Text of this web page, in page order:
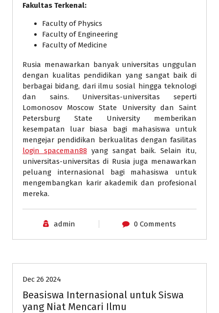
Fakultas Terkenal:
Faculty of Physics
Faculty of Engineering
Faculty of Medicine
Rusia menawarkan banyak universitas unggulan
dengan kualitas pendidikan yang sangat baik di
berbagai bidang, dari ilmu sosial hingga teknologi
dan sains. Universitas-universitas seperti
Lomonosov Moscow State University dan Saint
Petersburg State University memberikan
kesempatan luar biasa bagi mahasiswa untuk
mengejar pendidikan berkualitas dengan fasilitas
login spaceman88 yang sangat baik. Selain itu,
universitas-universitas di Rusia juga menawarkan
peluang internasional bagi mahasiswa untuk
mengembangkan karir akademik dan profesional
mereka.
admin 0 Comments
Dec 26 2024
Beasiswa Internasional untuk Siswa
yang Niat Mencari Ilmu